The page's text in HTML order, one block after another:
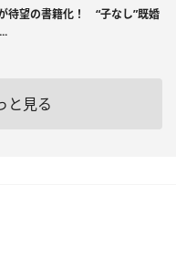
待望の書籍化！ “子なし”既婚
と見る